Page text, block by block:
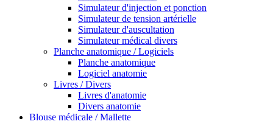
Simulateur d'injection et ponction
Simulateur de tension artérielle
Simulateur d'auscultation
Simulateur médical divers
Planche anatomique / Logiciels
Planche anatomique
Logiciel anatomie
Livres / Divers
Livres d'anatomie
Divers anatomie
Blouse médicale / Mallette